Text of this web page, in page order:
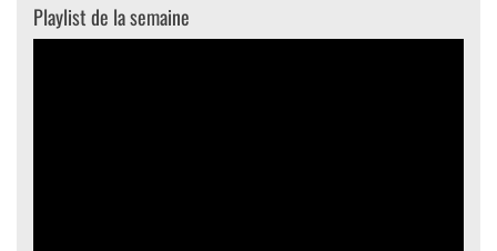
Playlist de la semaine